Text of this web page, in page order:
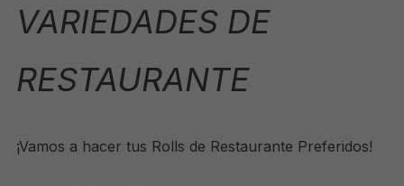
VARIEDADES DE
RESTAURANTE
¡Vamos a hacer tus Rolls de Restaurante Preferidos!